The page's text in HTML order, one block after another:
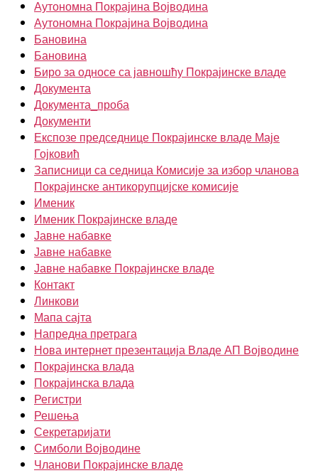
Аутономна Покрајина Војводина
Аутономна Покрајина Војводина
Бановина
Бановина
Биро за односе са јавношћу Покрајинске владе
Документа
Документа_проба
Документи
Експозе председнице Покрајинске владе Маје
Гојковић
Записници са седница Комисије за избор чланова
Покрајинске антикорупцијске комисије
Именик
Именик Покрајинске владе
Јавне набавке
Јавне набавке
Јавне набавке Покрајинске владе
Контакт
Линкови
Мапа сајта
Напредна претрага
Нова интернет презентација Владе АП Војводине
Покрајинска влада
Покрајинска влада
Регистри
Решења
Секретаријати
Симболи Војводине
Чланови Покрајинске владе